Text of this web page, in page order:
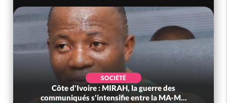
SOCIÉTÉ
Côte d'Ivoire : MIRAH, la guerre des
communiqués s'intensifie entre la MA-M...